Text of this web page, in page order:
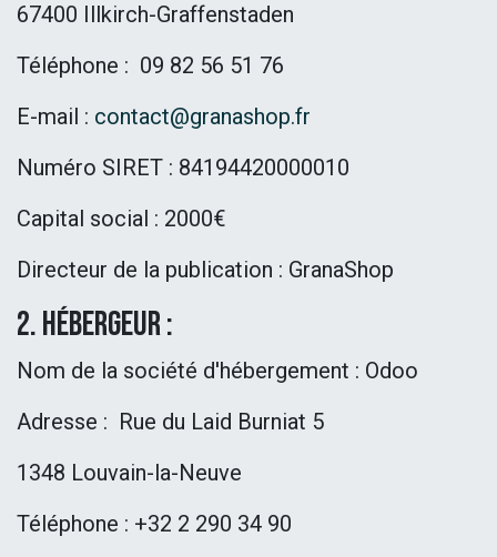
67400 Illkirch-Graffenstaden
Téléphone : 09 82 56 51 76
E-mail : contact@granashop.fr
Numéro SIRET : 84194420000010
Capital social : 2000€
Directeur de la publication : GranaShop
2. Hébergeur :
Nom de la société d'hébergement : Odoo
Adresse : Rue du Laid Burniat 5
​1348 Louvain-la-Neuve
Téléphone : +32 2 290 34 90